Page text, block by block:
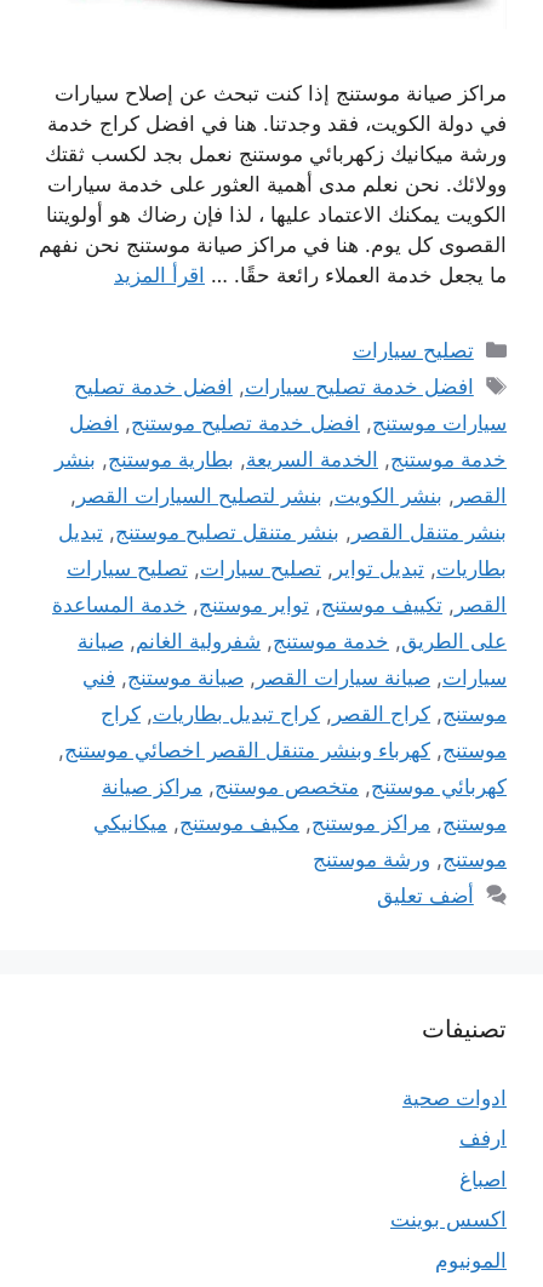
مراكز صيانة موستنج إذا كنت تبحث عن إصلاح سيارات
في دولة الكويت، فقد وجدتنا. هنا في افضل كراج خدمة
ورشة ميكانيك زكهربائي موستنج نعمل بجد لكسب ثقتك
وولائك. نحن نعلم مدى أهمية العثور على خدمة سيارات
الكويت يمكنك الاعتماد عليها ، لذا فإن رضاك ​​هو أولويتنا
القصوى كل يوم. هنا في مراكز صيانة موستنج نحن نفهم
ما يجعل خدمة العملاء رائعة حقًا. … اقرأ المزيد
التصنيفات
تصليح سيارات
الوسوم
افضل خدمة تصليح سيارات, افضل خدمة تصليح
سيارات موستنج, افضل خدمة تصليح موستنج, افضل
خدمة موستنج, الخدمة السريعة, بطارية موستنج, بنشر
القصر , بنشر الكويت, بنشر لتصليح السيارات القصر ,
بنشر متنقل القصر , بنشر متنقل تصليح موستنج, تبديل
بطاريات, تبديل تواير , تصليح سيارات, تصليح سيارات
القصر , تكييف موستنج, تواير موستنج, خدمة المساعدة
على الطريق, خدمة موستنج, شفرولية الغانم, صيانة
سيارات, صيانة سيارات القصر , صيانة موستنج, فني
موستنج, كراج القصر , كراج تبديل بطاريات, كراج
موستنج, كهرباء وبنشر متنقل القصر اخصائي موستنج,
كهربائي موستنج, متخصص موستنج, مراكز صيانة
موستنج, مراكز موستنج, مكيف موستنج, ميكانيكي
موستنج, ورشة موستنج
أضف تعليق
تصنيفات
ادوات صحية
ارفف
اصباغ
اكسس بوينت
المونيوم